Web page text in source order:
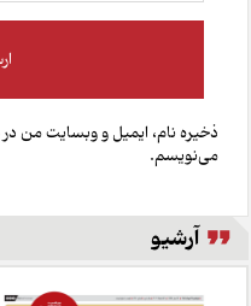
ذخیره نام، ایمیل و وبسایت من در
می‌نویسم.
آرشیو